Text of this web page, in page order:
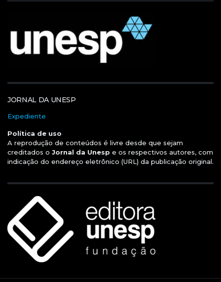
JORNAL DA UNESP
Expediente
Política de uso
A reprodução de conteúdos é livre desde que sejam
creditados o Jornal da Unesp e os respectivos autores, com
indicação do endereço eletrônico (URL) da publicação original.